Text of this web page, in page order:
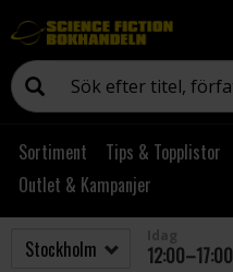
Sortiment Tips & Topplistor
Outlet & Kampanjer
12:00–17:00